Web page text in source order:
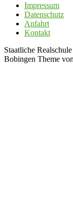
Impressum
Datenschutz
Anfahrt
Kontakt
Staatliche
Bobingen Theme von